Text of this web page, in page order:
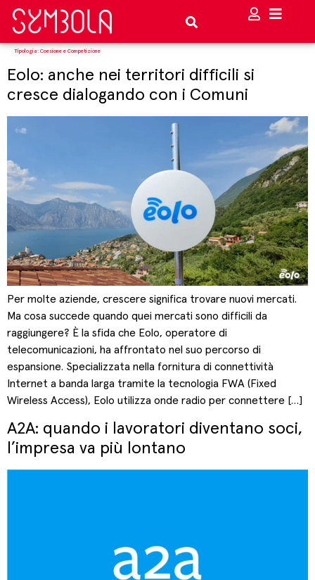
Tipologia: Coesione e Competizione
Eolo: anche nei territori difficili si
cresce dialogando con i Comuni
Per molte aziende, crescere significa trovare nuovi mercati.
Ma cosa succede quando quei mercati sono difficili da
raggiungere? È la sfida che Eolo, operatore di
telecomunicazioni, ha affrontato nel suo percorso di
espansione. Specializzata nella fornitura di connettività
Internet a banda larga tramite la tecnologia FWA (Fixed
Wireless Access), Eolo utilizza onde radio per connettere […]
A2A: quando i lavoratori diventano soci,
l’impresa va più lontano